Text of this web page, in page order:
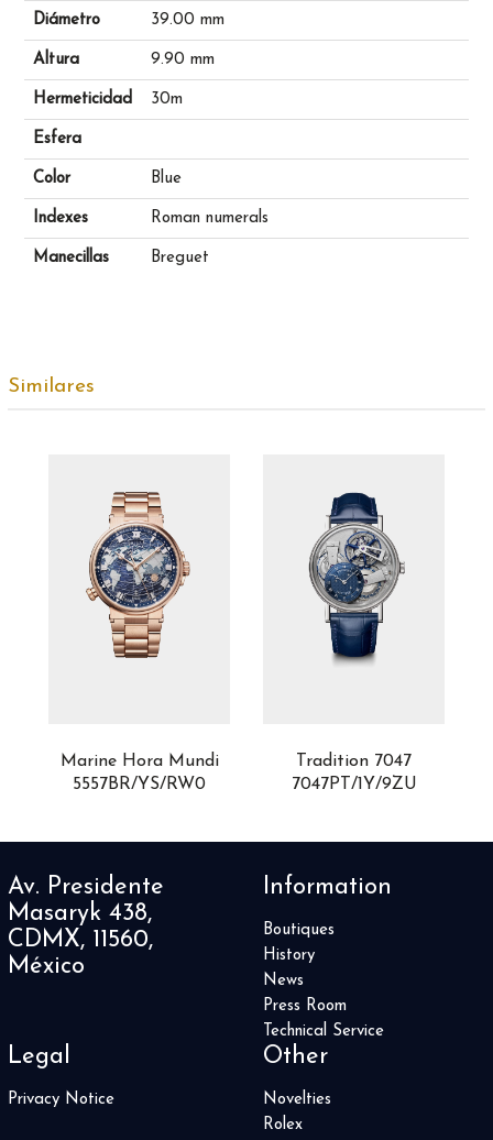
Diámetro 39.00 mm
Altura 9.90 mm
Hermeticidad 30m
Esfera
Color Blue
Indexes Roman numerals
Manecillas Breguet
Similares
Marine Hora Mundi
5557BR/YS/RW0
Tradition 7047
7047PT/1Y/9ZU
Av. Presidente
Masaryk 438,
CDMX, 11560,
México
Information
Boutiques
History
News
Press Room
Technical Service
Legal
Privacy Notice
Other
Novelties
Rolex